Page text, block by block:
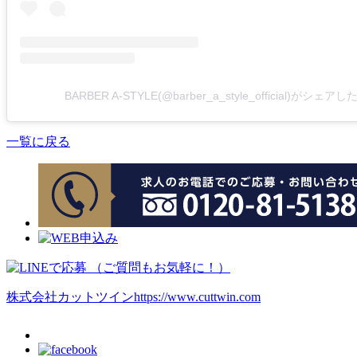
BARBER A-STYLE(@barber_a_style_official)がシェアし
一覧に戻る
株式会社カットツインhttps://www.cuttwin.com